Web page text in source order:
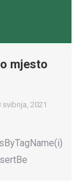
mjesto
svibnja, 2021